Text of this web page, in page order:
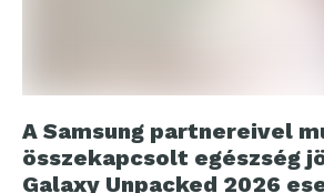
A Samsung partnereivel
összekapcsolt egészség
Galaxy Unpacked 2026